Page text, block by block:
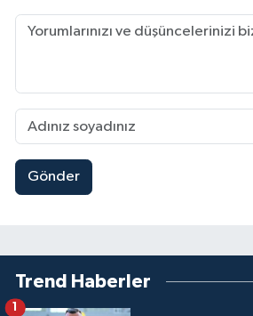
Gönder
Trend Haberler
1